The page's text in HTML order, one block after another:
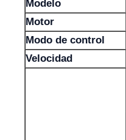
Modelo
Motor
Modo de control
Velocidad